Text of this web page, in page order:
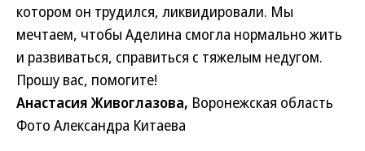
котором он трудился, ликвидировали. Мы
мечтаем, чтобы Аделина смогла нормально жить
и развиваться, справиться с тяжелым недугом.
Прошу вас, помогите!
Анастасия Живоглазова, Воронежская область
Фото Александра Китаева